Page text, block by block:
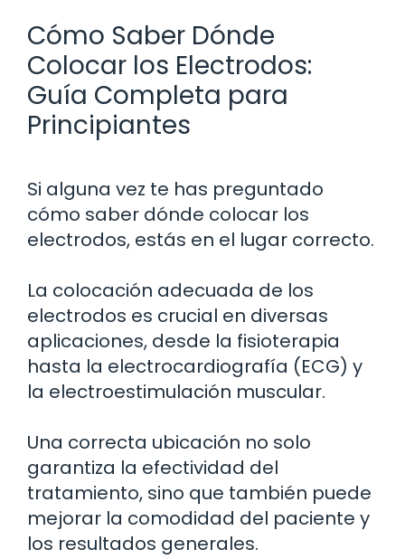
Cómo Saber Dónde
Colocar los Electrodos:
Guía Completa para
Principiantes
Si alguna vez te has preguntado
cómo saber dónde colocar los
electrodos, estás en el lugar correcto.
La colocación adecuada de los
electrodos es crucial en diversas
aplicaciones, desde la fisioterapia
hasta la electrocardiografía (ECG) y
la electroestimulación muscular.
Una correcta ubicación no solo
garantiza la efectividad del
tratamiento, sino que también puede
mejorar la comodidad del paciente y
los resultados generales.